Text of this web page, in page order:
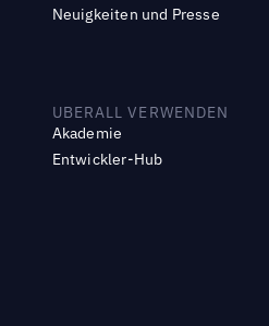
Neuigkeiten und Presse
UBERALL VERWENDEN
Akademie
Entwickler-Hub